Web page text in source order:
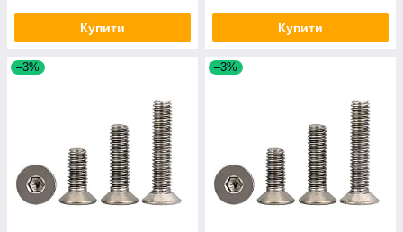
Купити Купити
–3% –3%